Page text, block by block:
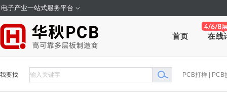
电子产业一站式服务平台
首页 在线
我要找 PCB打样 PCB